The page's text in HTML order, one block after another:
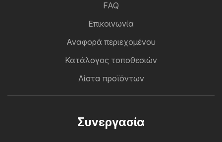
FAQ
Επικοινωνία
Αναφορά περιεχομένου
Κατάλογος τοποθεσιών
Λίστα προϊόντων
Συνεργασία